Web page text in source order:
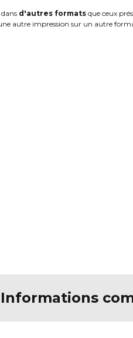
d'autres formats que ceux
autre impression sur un autre
Informations